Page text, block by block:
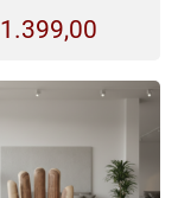
1.399,00